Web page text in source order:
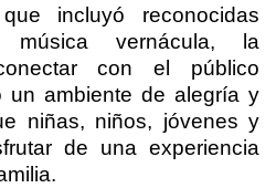
incluyó reconocidas
vernácula, la
con el público
un ambiente de alegría y
niñas, niños, jóvenes y
de una experiencia